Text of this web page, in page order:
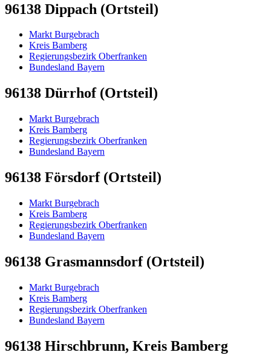
96138 Dippach (Ortsteil)
Markt Burgebrach
Kreis Bamberg
Regierungsbezirk Oberfranken
Bundesland Bayern
96138 Dürrhof (Ortsteil)
Markt Burgebrach
Kreis Bamberg
Regierungsbezirk Oberfranken
Bundesland Bayern
96138 Försdorf (Ortsteil)
Markt Burgebrach
Kreis Bamberg
Regierungsbezirk Oberfranken
Bundesland Bayern
96138 Grasmannsdorf (Ortsteil)
Markt Burgebrach
Kreis Bamberg
Regierungsbezirk Oberfranken
Bundesland Bayern
96138 Hirschbrunn, Kreis Bamberg